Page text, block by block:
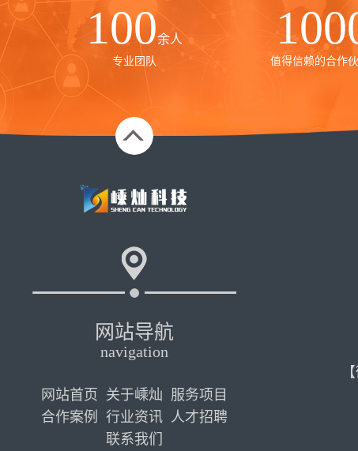
100余人
专业团队 值得信赖的合作
网站导航
navigation
网站首页 关于嵊灿 服务项目
合作案例
行业资讯 人才招聘
联系我们